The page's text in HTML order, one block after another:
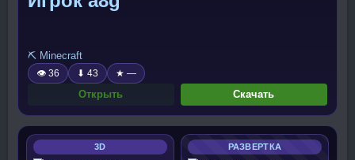
⛏️ Minecraft
👁 36 ⬇ 43 ★ —
Открыть Скачать
3D РАЗВЕРТКА